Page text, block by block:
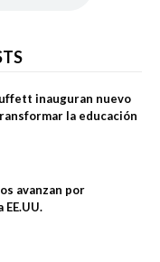
inauguran nuevo
la educación
avanzan por